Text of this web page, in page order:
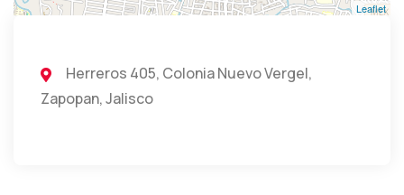
Leaflet
Herreros 405, Colonia Nuevo Vergel,
Zapopan, Jalisco